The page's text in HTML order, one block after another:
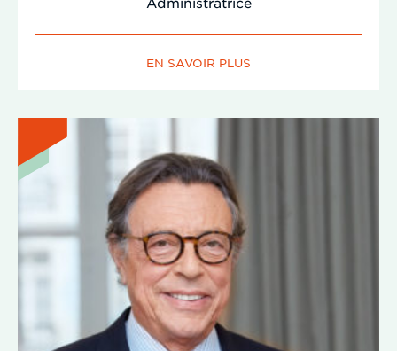
EN SAVOIR PLUS